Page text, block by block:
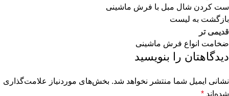
ست کردن شال مبل با فرش ماشینی
بازگشت به لیست
قدیمی تر
ضخامت انواع فرش ماشینی
دیدگاهتان را بنویسید
نشانی ایمیل شما منتشر نخواهد شد. بخش‌های موردنیاز علامت‌گذاری
شده‌اند *